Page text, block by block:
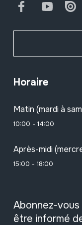
FacebookYoutube
Horaire
Matin (mardi à
10:00 - 14:00
Après-midi
15:00 - 18:00
Abonnez-
être informé